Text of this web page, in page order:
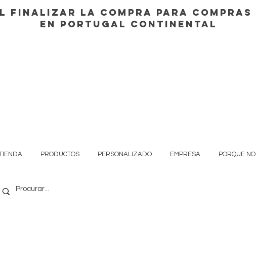
la compra para compras
en Portugal continental
PRODUCTOS PERSONALIZADO EMPRESA PORQUE